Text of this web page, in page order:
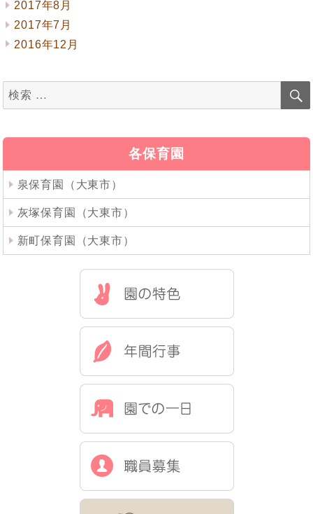
2017年8月
2017年7月
2016年12月
検
象:
各保育園
泉保育園（大東市）
灰塚保育園（大東市）
新町保育園（大東市）